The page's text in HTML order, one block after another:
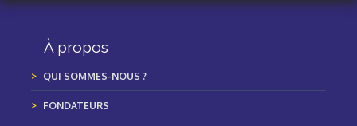
À propos
QUI SOMMES-NOUS ?
FONDATEURS